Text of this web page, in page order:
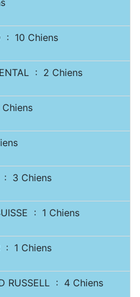
: 10 Chiens
: 2 Chiens
: 3 Chiens
: 1 Chiens
: 1 Chiens
RUSSELL : 4 Chiens